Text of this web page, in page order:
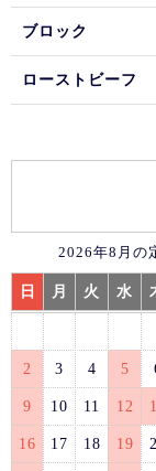
ブロック
ローストビーフ
2026年8月の
日 月 火 水
2 3 4 5
9 10 11 12
16 17 18 19